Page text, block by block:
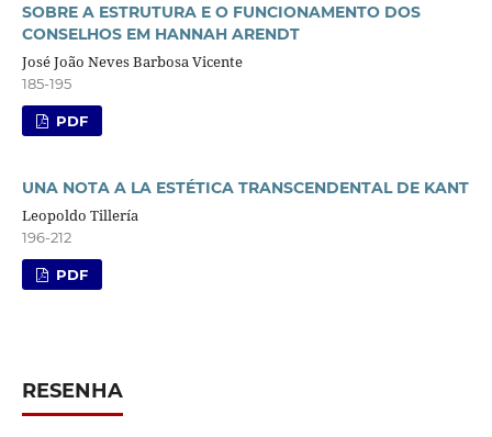
SOBRE A ESTRUTURA E O FUNCIONAMENTO DOS
CONSELHOS EM HANNAH ARENDT
José João Neves Barbosa Vicente
185-195
PDF
UNA NOTA A LA ESTÉTICA TRANSCENDENTAL DE KANT
Leopoldo Tillería
196-212
PDF
RESENHA